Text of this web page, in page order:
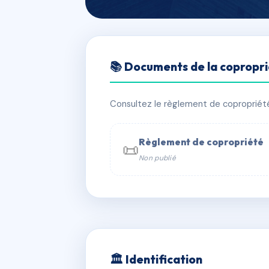
STRASBOUIRG
📍 6 r d'urmatt 67000 Strasbourg
✓ Immatriculée 🏗 1
📚 Documents de la
Consultez le règlement de
📜Règlement de copropriété
Non publié
🏛 Identification